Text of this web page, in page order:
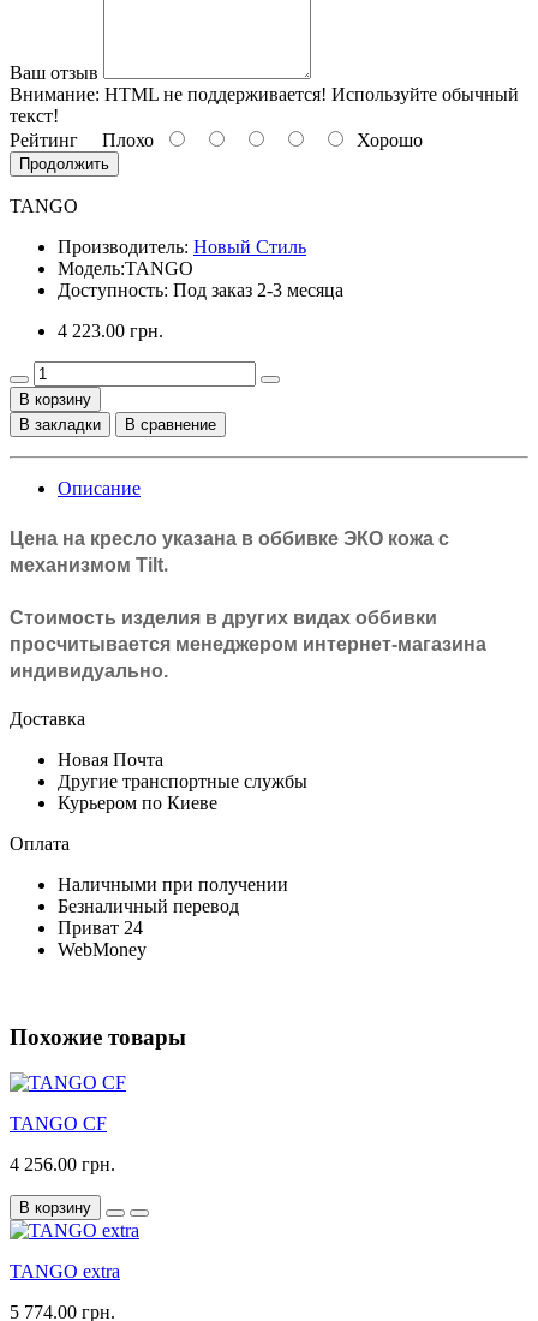
Ваш отзыв
Внимание: HTML не поддерживается! Используйте обычный
текст!
Рейтинг Плохо Хорошо
Продолжить
TANGO
Производитель: Новый Стиль
Модель:TANGO
Доступность: Под заказ 2-3 месяца
4 223.00 грн.
В корзину
В закладки
В сравнение
Описание
Цена на кресло указана в оббивке ЭКО кожа с
механизмом Tilt.
Стоимость изделия в других видах оббивки
просчитывается менеджером интернет-магазина
индивидуально.
Доставка
Новая Почта
Другие транспортные службы
Курьером по Киеве
Оплата
Наличными при получении
Безналичный перевод
Приват 24
WebMoney
Похожие товары
TANGO CF
4 256.00 грн.
В корзину
TANGO extra
5 774.00 грн.